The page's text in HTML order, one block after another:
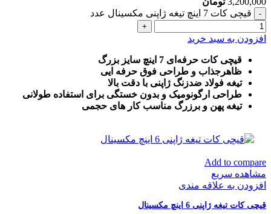
قیچی کات 7 اینچ تیغه ژاپنی مکسینال عدد
افزودن به سبد خرید
قیچی کات حرفه‌ای 7 اینچ سایز بزرگ
ظاهرجذاب و طراحی فوق حرفه ایی
تیغه فولاد ضدزنگ ژاپنی با دقت بالا
طراحی ارگونومیک و بدون خستگی برای استفاده طولانی
تیغه پهن و برزرگ مناسب کار های حجمی
Add to compare
مشاهده سریع
افزودن به علاقه مندی
قیچی کات تیغه ژاپنی 6 اینچ مکسینال